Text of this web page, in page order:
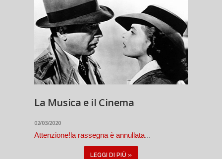
La Musica e il Cinema
02/03/2020
Attenzione!la rassegna è annullata...
LEGGI DI PIÙ »